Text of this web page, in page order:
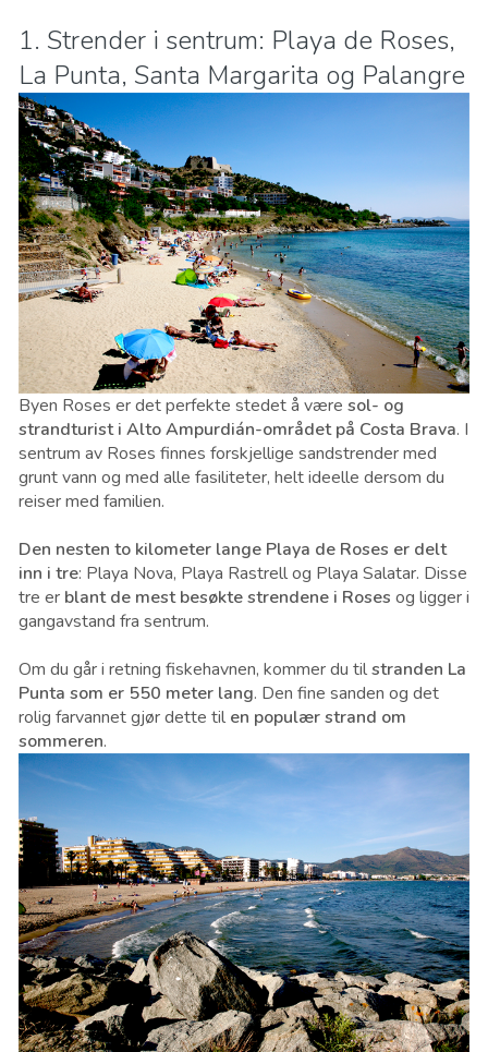
1. Strender i sentrum: Playa de Roses,
La Punta, Santa Margarita og Palangre
Byen Roses er det perfekte stedet å være sol- og
strandturist i Alto Ampurdián-området på Costa Brava. I
sentrum av Roses finnes forskjellige sandstrender med
grunt vann og med alle fasiliteter, helt ideelle dersom du
reiser med familien.
Den nesten to kilometer lange Playa de Roses er delt
inn i tre: Playa Nova, Playa Rastrell og Playa Salatar. Disse
tre er blant de mest besøkte strendene i Roses og ligger i
gangavstand fra sentrum.
Om du går i retning fiskehavnen, kommer du tilstranden La
Punta som er 550 meter lang. Den fine sanden og det
rolig farvannet gjør dette til en populær strand om
sommeren.